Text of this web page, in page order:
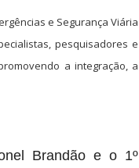
e Segurança Viária
pesquisadores e
a integração, a
Brandão e o 1º